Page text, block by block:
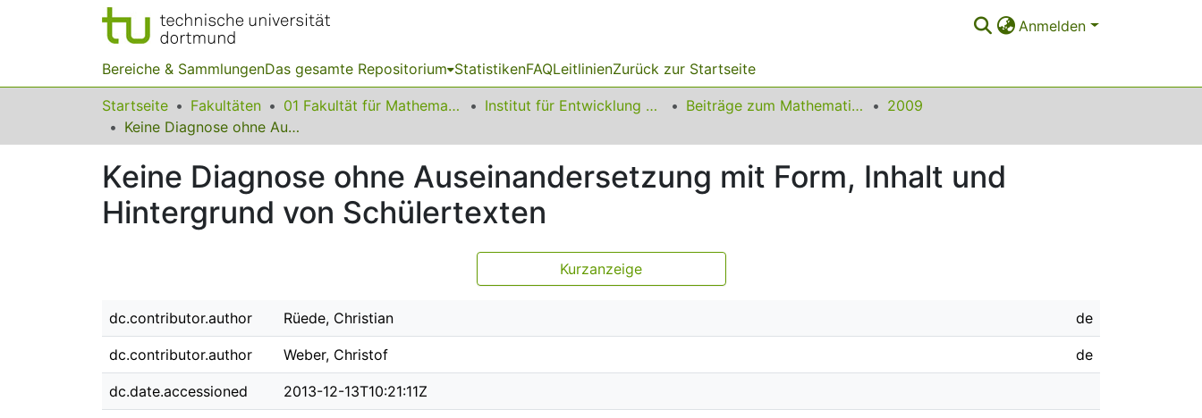
Anmelden
Bereiche & SammlungenDas gesamte Repositorium StatistikenFAQLeitlinienZurück zur Startseite
Startseite Fakultäten 01 Fakultät für Mathematik Institut für Entwicklung und Erforschung des Mathematikunterrichts Beiträge zum Mathematikunterricht
2009
Keine Diagnose ohne Auseinandersetzung mit Form, Inhalt und Hintergrund von Schülertexten
Keine Diagnose ohne Auseinandersetzung mit Form, Inhalt und
Hintergrund von Schülertexten
Kurzanzeige
dc.contributor.author Rüede, Christian de
dc.contributor.author Weber, Christof de
dc.date.accessioned 2013-12-13T10:21:11Z